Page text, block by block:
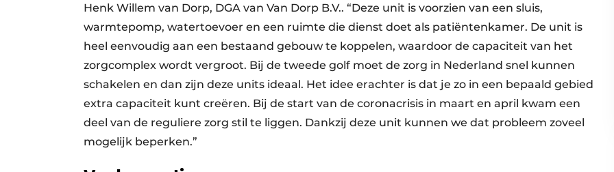
Henk Willem van Dorp, DGA van Van Dorp B.V.. “Deze unit is voorzien van een sluis,
warmtepomp, watertoevoer en een ruimte die dienst doet als patiëntenkamer. De unit is
heel eenvoudig aan een bestaand gebouw te koppelen, waardoor de capaciteit van het
zorgcomplex wordt vergroot. Bij de tweede golf moet de zorg in Nederland snel kunnen
schakelen en dan zijn deze units ideaal. Het idee erachter is dat je zo in een bepaald gebied
extra capaciteit kunt creëren. Bij de start van de coronacrisis in maart en april kwam een
deel van de reguliere zorg stil te liggen. Dankzij deze unit kunnen we dat probleem zoveel
mogelijk beperken.”